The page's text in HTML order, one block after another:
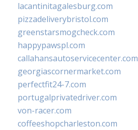
lacantinitagalesburg.com
pizzadeliverybristol.com
greenstarsmogcheck.com
happypawspl.com
callahansautoservicecenter.com
georgiascornermarket.com
perfectfit24-7.com
portugalprivatedriver.com
von-racer.com
coffeeshopcharleston.com